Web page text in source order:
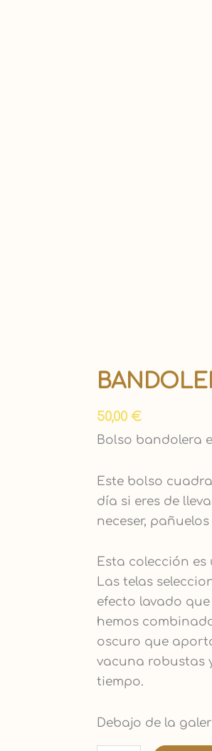
50,00 €
Bolso bandolera
Este bolso
día si eres de
neceser,
Esta colección
Las telas
efecto lavado
hemos
oscuro que
vacuna robustas
tiempo.
Debajo de la
Bandolera
beige"
cantidad